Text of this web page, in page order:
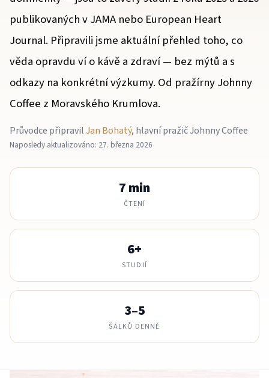
publikovaných v JAMA nebo European Heart
Journal. Připravili jsme aktuální přehled toho, co
věda opravdu ví o kávě a zdraví — bez mýtů a s
odkazy na konkrétní výzkumy. Od pražírny Johnny
Coffee z Moravského Krumlova.
Průvodce připravilJan Bohatý, hlavní pražič Johnny Coffee
Naposledy aktualizováno: 27. března 2026
7 min
ČTENÍ
6+
STUDIÍ
3–5
ŠÁLKŮ DENNĚ